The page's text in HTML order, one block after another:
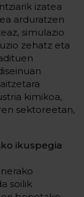
izatea
arduratzen
simulazio
zehatz eta
kimikoa,
sektoreetan,
ikuspegia
soilik